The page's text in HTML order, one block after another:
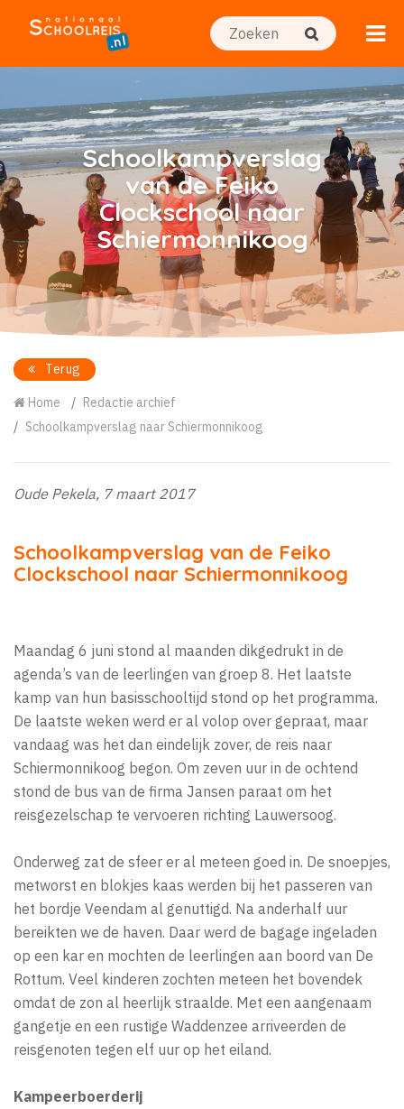
Schoolkampverslag
van de Feiko
Clockschool naar
Schiermonnikoog
Terug
Home
Redactie archief
Schoolkampverslag naar Schiermonnikoog
Oude Pekela, 7 maart 2017
Schoolkampverslag van de Feiko
Clockschool naar Schiermonnikoog
Maandag 6 juni stond al maanden dikgedrukt in de
agenda’s van de leerlingen van groep 8. Het laatste
kamp van hun basisschooltijd stond op het programma.
De laatste weken werd er al volop over gepraat, maar
vandaag was het dan eindelijk zover, de reis naar
Schiermonnikoog begon. Om zeven uur in de ochtend
stond de bus van de firma Jansen paraat om het
reisgezelschap te vervoeren richting Lauwersoog.
Onderweg zat de sfeer er al meteen goed in. De snoepjes,
metworst en blokjes kaas werden bij het passeren van
het bordje Veendam al genuttigd. Na anderhalf uur
bereikten we de haven. Daar werd de bagage ingeladen
op een kar en mochten de leerlingen aan boord van De
Rottum. Veel kinderen zochten meteen het bovendek
omdat de zon al heerlijk straalde. Met een aangenaam
gangetje en een rustige Waddenzee arriveerden de
reisgenoten tegen elf uur op het eiland.
Kampeerboerderij